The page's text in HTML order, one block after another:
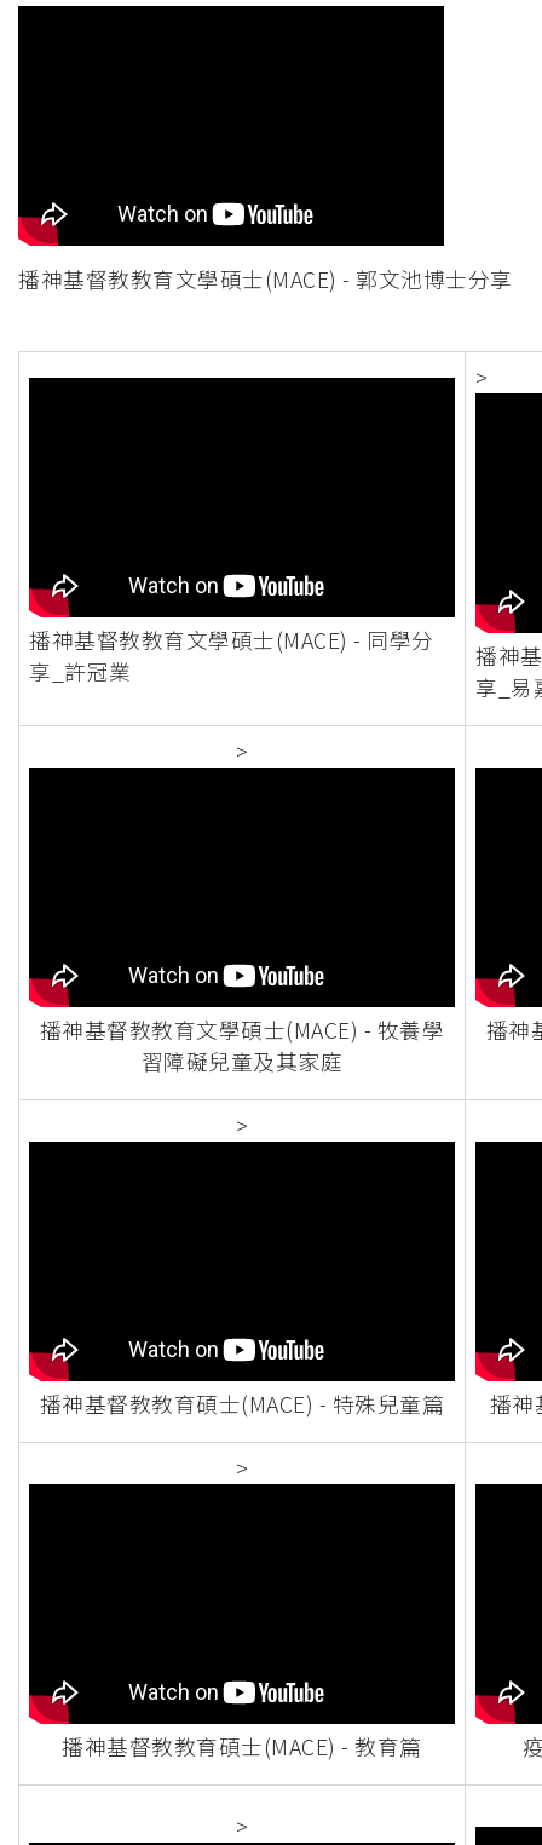
播神基督教教育文學碩士(MACE) - 郭文池博士分享
播神基督教教育文學碩士(MACE) - 同學分
享_許冠業
>
播神
享_易
>
播神基督教教育文學碩士(MACE) - 牧養學
習障礙兒童及其家庭
播神
>
播神基督教教育碩士(MACE) - 特殊兒童篇 播神
>
播神基督教教育碩士(MACE) - 教育篇
>